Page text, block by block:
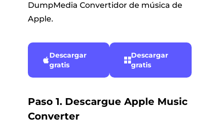
DumpMedia Convertidor de música de
Apple.
Descargar
gratis
Descargar
gratis
Paso 1. Descargue Apple Music
Converter